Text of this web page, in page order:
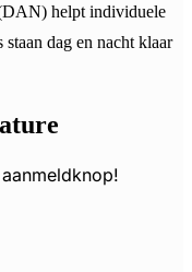
helpt individuele
dag en nacht klaar